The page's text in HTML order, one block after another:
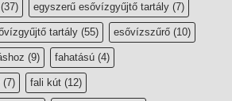
(37) egyszerű esővízgyűjtő tartály (7)
tartály (55) esővízszűrő (10)
(9) fahatású (4)
(7) fali kút (12)